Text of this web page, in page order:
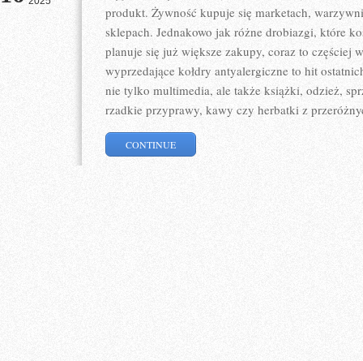
produkt. Żywność kupuje się marketach,
sklepach. Jednakowo jak różne drobiazgi, które
planuje się już większe zakupy, coraz to częściej
wyprzedające kołdry antyalergiczne to hit
nie tylko multimedia, ale także książki, odzież,
rzadkie przyprawy, kawy czy herbatki z
CONTINUE